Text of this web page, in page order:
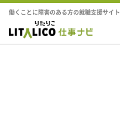
働くことに障害のある方の就職支援サイト